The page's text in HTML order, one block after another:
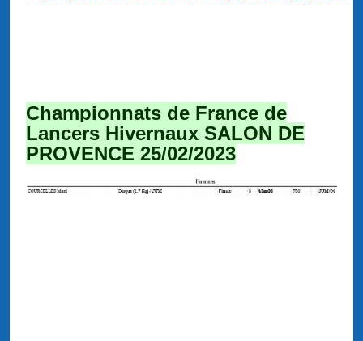
Championnats de France de
Lancers Hivernaux SALON DE
PROVENCE 25/02/2023